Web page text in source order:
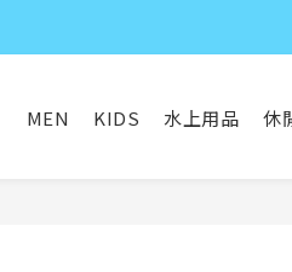
MEN KIDS 水上用品 休